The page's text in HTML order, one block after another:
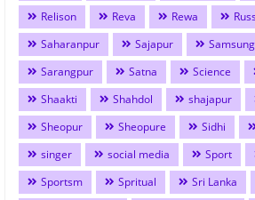
Relison
Reva Rewa
Saharanpur
Sajapur
Sarangpur
Satna Science
Shaakti
Shahdol shajapur
Sheopur
Sheopure Sidhi
singer
social media Sport
Sportsm
Spritual Sri Lanka